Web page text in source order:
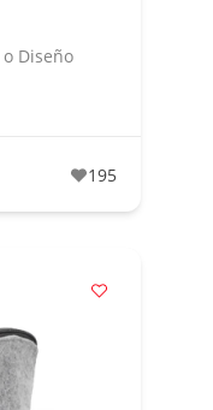
Diseño
195